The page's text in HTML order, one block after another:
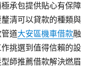
承包提供貼心有保障
清可以貸款的種類與
道大安區機車借款融
挑選到值得信賴的設
師推薦借款解決燃眉